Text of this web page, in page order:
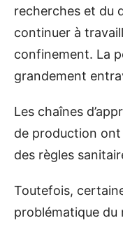
recherches et du
continuer à
confinement. La
grandement
Les chaînes
de production
des règles
Toutefois,
problématique du